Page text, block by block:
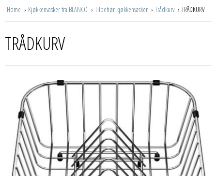
Home
Kjøkkenvasker fra BLANCO Tilbehør kjøkkenvasker Trådkurv TRÅDKURV
TRÅDKURV